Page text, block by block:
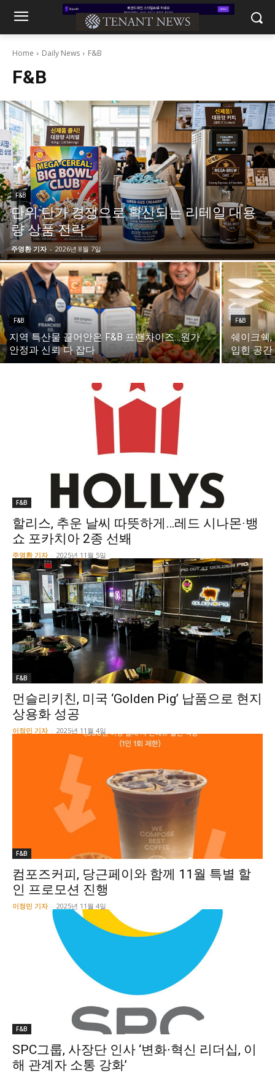
Home Daily News F&B
F&B
F&B
단위 단가 경쟁으로 확산되는 리테일 대용
량 상품 전략
주영환 기자 - 2026년 8월 7일
F&B
지역 특산물 끌어안은 F&B 프랜차이즈…원가
안정과 신뢰 다 잡다
F&B
쉐이크쉑
입힌 공간
F&B
할리스, 추운 날씨 따뜻하게…레드 시나몬·뱅
쇼 포카치아 2종 선봬
주영환 기자 - 2025년 11월 5일
F&B
먼슬리키친, 미국 ‘Golden Pig’ 납품으로 현지
상용화 성공
이정민 기자 - 2025년 11월 4일
F&B
컴포즈커피, 당근페이와 함께 11월 특별 할
인 프로모션 진행
이정민 기자 - 2025년 11월 4일
F&B
SPC그룹, 사장단 인사 ‘변화∙혁신 리더십, 이
해 관계자 소통 강화’